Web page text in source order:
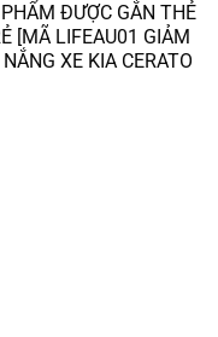
ĐƯỢC GẮN THẺ
[MÃ LIFEAU01 GIẢM
XE KIA CERATO